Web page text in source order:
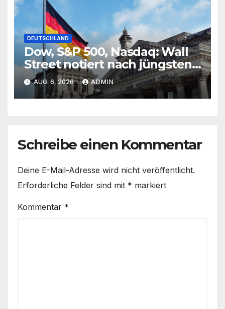
DEUTSCHLAND
Dow, S&P 500, Nasdaq: Wall
Street notiert nach jüngsten
Rekorden uneinheitlich –
Deutliche Gewinne bei
Edelmetallen
AUG. 6, 2026 ADMIN
Schreibe einen Kommentar
Deine E-Mail-Adresse wird nicht veröffentlicht.
Erforderliche Felder sind mit * markiert
Kommentar *